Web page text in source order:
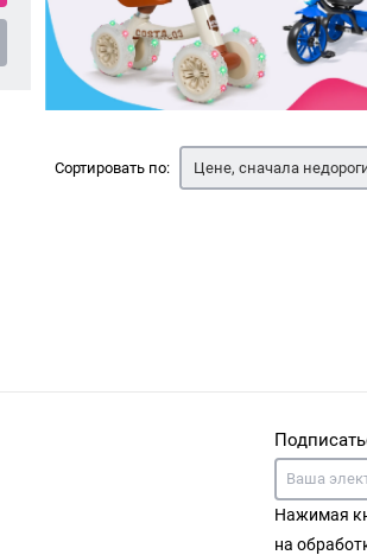
Сортировать по: Цене, сначала
Нажимая
на